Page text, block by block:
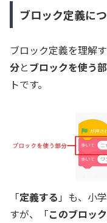
ブロック定義に
ブロック定義を理解す
分とブロックを使う
トです。
「定義する 」も、小
すが、「このブロッ